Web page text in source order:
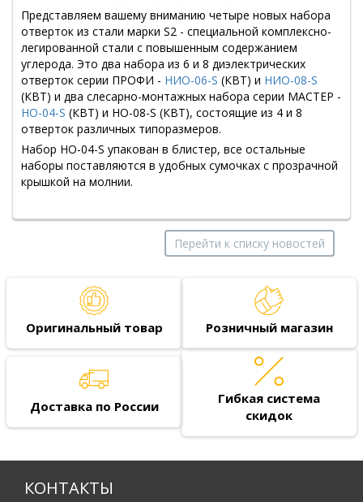
Представляем вашему вниманию четыре новых набора
отверток из стали марки S2 - специальной комплексно-
легированной стали с повышенным содержанием
углерода. Это два набора из 6 и 8 диэлектрических
отверток серии ПРОФИ - НИО-06-S (КВТ) и НИО-08-S
(КВТ) и два слесарно-монтажных набора серии МАСТЕР -
НО-04-S (КВТ) и НО-08-S (КВТ), состоящие из 4 и 8
отверток различных типоразмеров.
Набор НО-04-S упакован в блистер, все остальные
наборы поставляются в удобных сумочках с прозрачной
крышкой на молнии.
Перейти к списку новостей
Оригинальный товар Розничный магазин
Доставка по России
Гибкая система
скидок
КОНТАКТЫ